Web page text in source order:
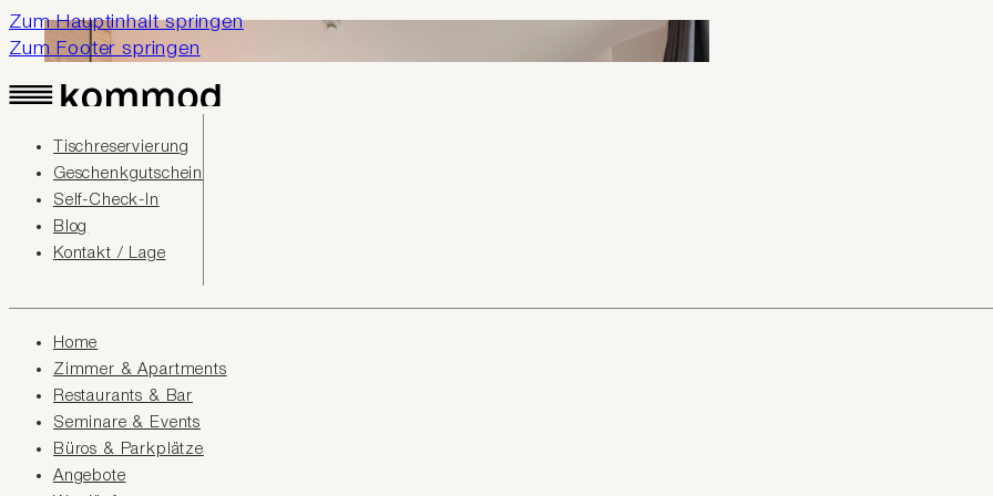
Zum Hauptinhalt springen
Zum Footer springen
Tischreservierung
Geschenkgutschein
Self-Check-In
Blog
Kontakt / Lage
Home
Zimmer & Apartments
Restaurants & Bar
Seminare & Events
Büros & Parkplätze
Angebote